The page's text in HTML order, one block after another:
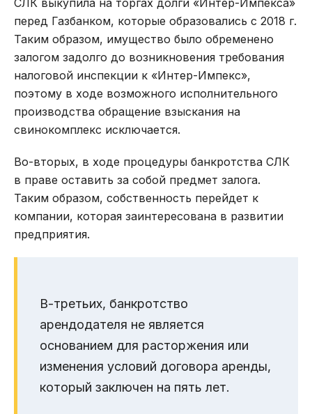
перед Газбанком, которые образовались с 2018 г.
Таким образом, имущество было обременено
залогом задолго до возникновения требования
налоговой инспекции к «Интер-Импекс»,
поэтому в ходе возможного исполнительного
производства обращение взыскания на
свинокомплекс исключается.
Во-вторых, в ходе процедуры банкротства СЛК
в праве оставить за собой предмет залога.
Таким образом, собственность перейдет к
компании, которая заинтересована в развитии
предприятия.
В-третьих, банкротство
арендодателя не является
основанием для расторжения или
изменения условий договора аренды,
который заключен на пять лет.